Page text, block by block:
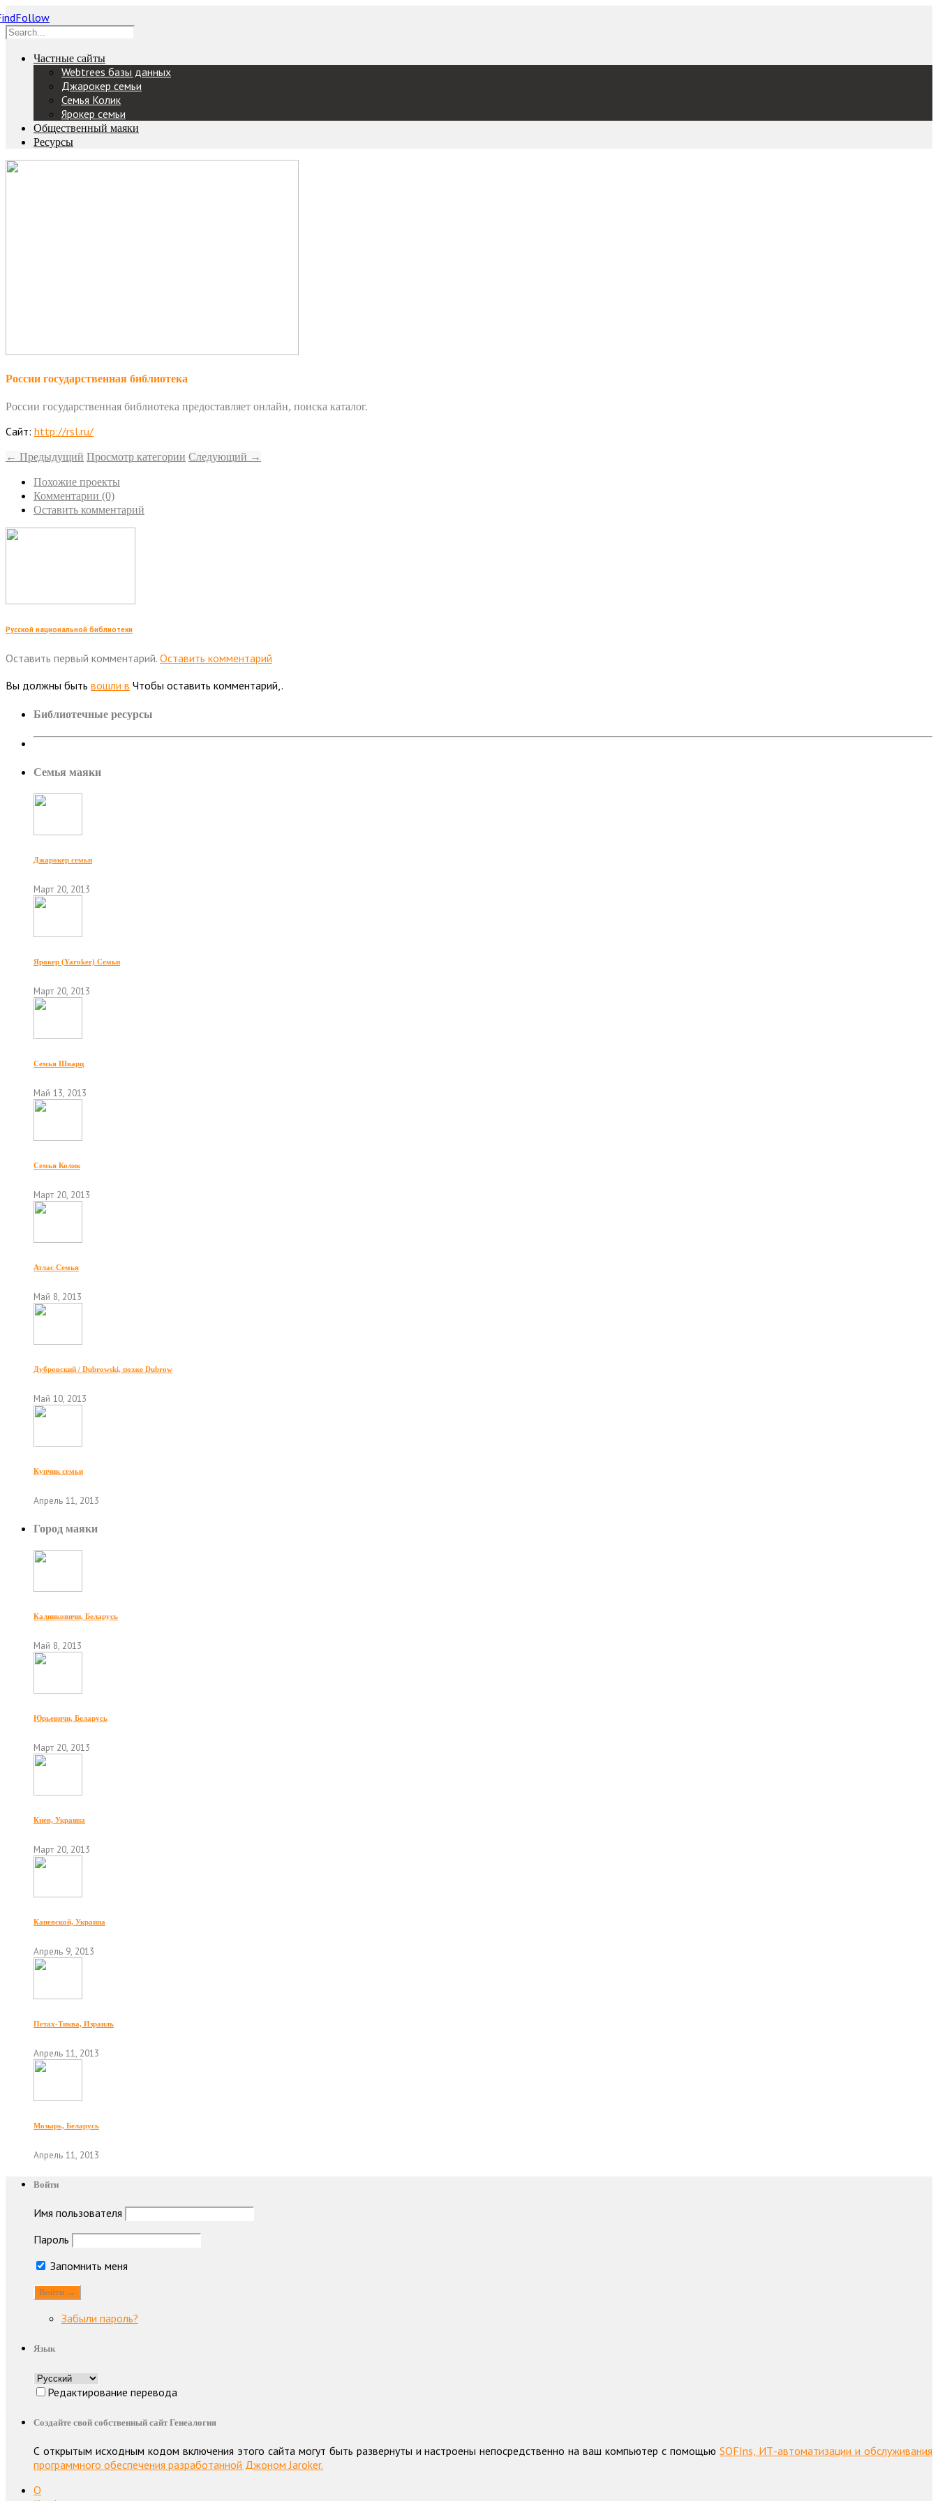
Частные сайты
Webtrees базы данных
Джарокер семьи
Семья Колик
Ярокер семьи
Общественный маяки
Ресурсы
России государственная библиотека
России государственная библиотека предоставляет онлайн, поиска каталог.
Сайт: http://rsl.ru/
← Предыдущий Просмотр категории Следующий →
Похожие проекты
Комментарии (0)
Оставить комментарий
Русской национальной библиотеки
Оставить первый комментарий. Оставить комментарий
Вы должны быть вошли в Чтобы оставить комментарий,.
Библиотечные ресурсы
Семья маяки
Джарокер семьи
Март 20, 2013
Ярокер (Yaroker) Семьи
Март 20, 2013
Семья Шварц
Май 13, 2013
Семья Колик
Март 20, 2013
Атлас Семья
Май 8, 2013
Дубровский / Dubrowski, позже Dubrow
Май 10, 2013
Купчик семьи
Апрель 11, 2013
Город маяки
Калинковичи, Беларусь
Май 8, 2013
Юрьевичи, Беларусь
Март 20, 2013
Киев, Украина
Март 20, 2013
Каневской, Украина
Апрель 9, 2013
Петах-Тиква, Израиль
Апрель 11, 2013
Мозырь, Беларусь
Апрель 11, 2013
Войти
Имя пользователя
Пароль
Запомнить меня
Забыли пароль?
Язык
Редактирование перевода
Создайте свой собственный сайт Генеалогия
С открытым исходным кодом включения этого сайта могут быть развернуты и настроены непосредственно на ваш компьютер с помощьюSOFIns, ИТ-автоматизации и обслуживания
программного обеспечения разработанной Джоном Jaroker.
О